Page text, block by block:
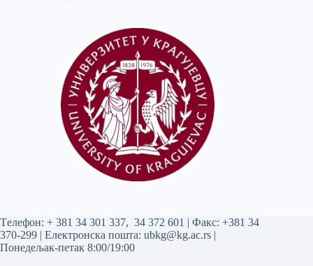
Tелефон: + 381 34 301 337, 34 372 601 | Факс: +381 34
370-299 | Електронска пошта: ubkg@kg.ac.rs |
Понедељак-петак 8:00/19:00